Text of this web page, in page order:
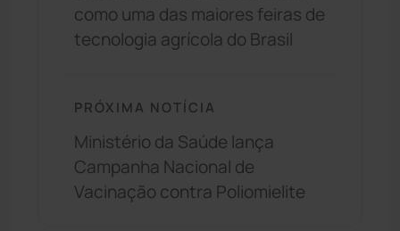
como uma das maiores feiras de
tecnologia agrícola do Brasil
PRÓXIMA NOTÍCIA
Ministério da Saúde lança
Campanha Nacional de
Vacinação contra Poliomielite